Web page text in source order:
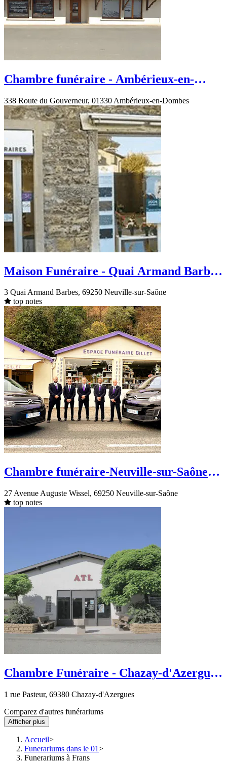
Chambre funéraire - Ambérieux-en-
338 Route du Gouverneur, 01330 Ambérieux-en-Dombes
Maison Funéraire - Quai Armand Barbès
3 Quai Armand Barbes, 69250 Neuville-sur-Saône
top notes
Chambre funéraire-Neuville-sur-Saône-
27 Avenue Auguste Wissel, 69250 Neuville-sur-Saône
top notes
Chambre Funéraire - Chazay-d'Azergues
1 rue Pasteur, 69380 Chazay-d'Azergues
Comparez d'autres funérariums
Afficher plus
Accueil
Funerariums dans le 01
Funerariums à Frans